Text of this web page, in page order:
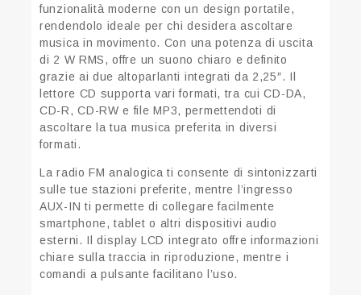
funzionalità moderne con un design portatile,
rendendolo ideale per chi desidera ascoltare
musica in movimento. Con una potenza di uscita
di 2 W RMS, offre un suono chiaro e definito
grazie ai due altoparlanti integrati da 2,25″. Il
lettore CD supporta vari formati, tra cui CD-DA,
CD-R, CD-RW e file MP3, permettendoti di
ascoltare la tua musica preferita in diversi
formati.
La radio FM analogica ti consente di sintonizzarti
sulle tue stazioni preferite, mentre l’ingresso
AUX-IN ti permette di collegare facilmente
smartphone, tablet o altri dispositivi audio
esterni. Il display LCD integrato offre informazioni
chiare sulla traccia in riproduzione, mentre i
comandi a pulsante facilitano l’uso.